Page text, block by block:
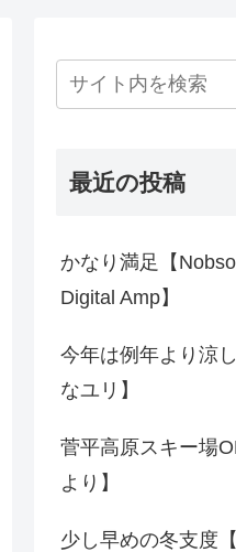
最近の投稿
かなり満足【
Digital Amp】
今年は例年より涼
なユリ】
菅平高原スキー場
より】
少し早めの冬支度